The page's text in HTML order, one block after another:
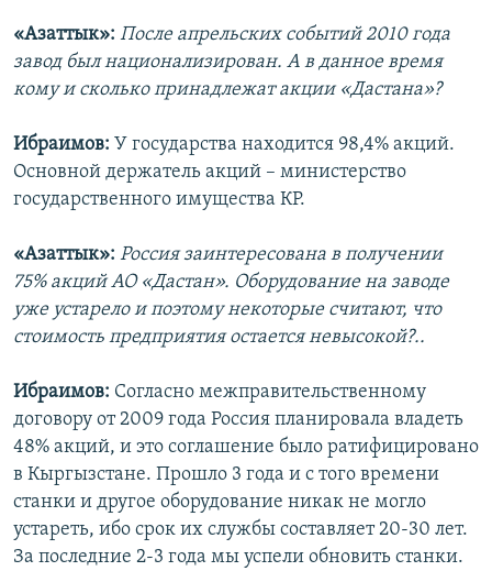
«Азаттык»: После апрельских событий 2010 года
завод был национализирован. А в данное время
кому и сколько принадлежат акции «Дастана»?
Ибраимов: У государства находится 98,4% акций.
Основной держатель акций – министерство
государственного имущества КР.
«Азаттык»: Россия заинтересована в получении
75% акций АО «Дастан». Оборудование на заводе
уже устарело и поэтому некоторые считают, что
стоимость предприятия остается невысокой?..
Ибраимов: Согласно межправительственному
договору от 2009 года Россия планировала владеть
48% акций, и это соглашение было ратифицировано
в Кыргызстане. Прошло 3 года и с того времени
станки и другое оборудование никак не могло
устареть, ибо срок их службы составляет 20-30 лет.
За последние 2-3 года мы успели обновить станки.